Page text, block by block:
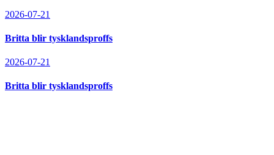
2026-07-21
Britta blir tysklandsproffs
2026-07-21
Britta blir tysklandsproffs